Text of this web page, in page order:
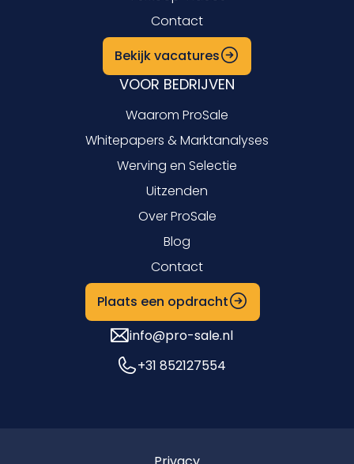
Contact
Bekijk vacatures
VOOR BEDRIJVEN
Waarom ProSale
Whitepapers & Marktanalyses
Werving en Selectie
Uitzenden
Over ProSale
Blog
Contact
Plaats een opdracht
info@pro-sale.nl
+31 852127554